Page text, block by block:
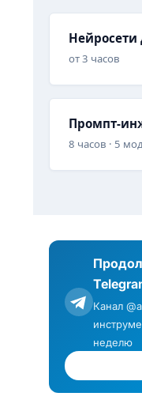
Нейросети
от 3 часов
Промпт-
8 часов · 5
Канал
неделю